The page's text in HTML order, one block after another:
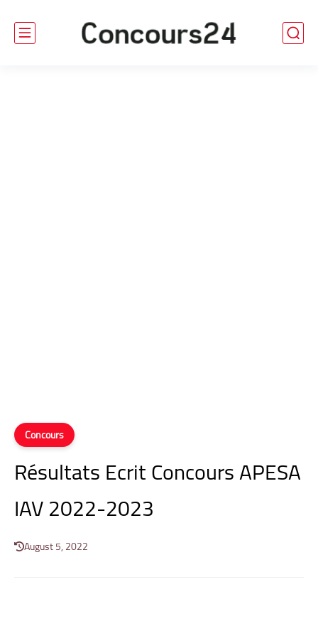
Concours
Résultats Ecrit Concours APESA
IAV 2022-2023
August 5, 2022